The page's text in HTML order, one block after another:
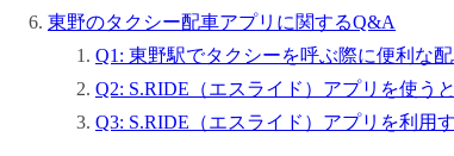
東野のタクシー配車アプリに関するQ&A
Q1: 東野駅でタクシーを呼ぶ際に便利な
Q2: S.RIDE（エスライド）アプリを使う
Q3: S.RIDE（エスライド）アプリを利用